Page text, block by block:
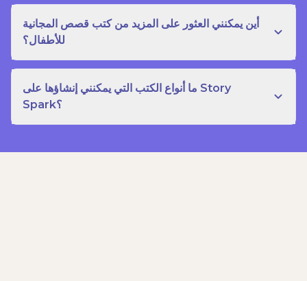
أين يمكنني العثور على المزيد من كتب قصص المجانية
للأطفال؟
ما أنواع الكتب التي يمكنني إنشاؤها على Story
Spark؟